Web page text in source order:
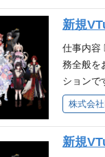
X：
up-
整・進行
ースの管
イベン
案、提
ジュー
点での
出演コン
新規
仕事内容
務全般を
ションで
ber/新規
クション
理、相談
の経験(
株式会
新規